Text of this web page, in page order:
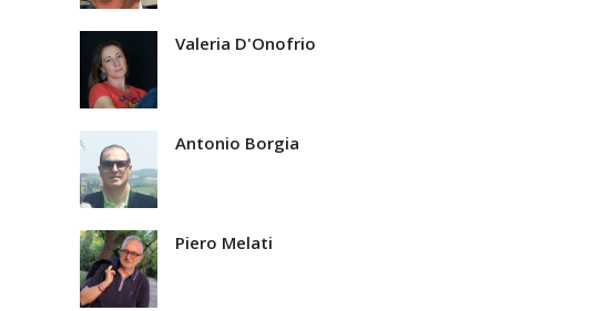
Valeria D'Onofrio
Antonio Borgia
Piero Melati